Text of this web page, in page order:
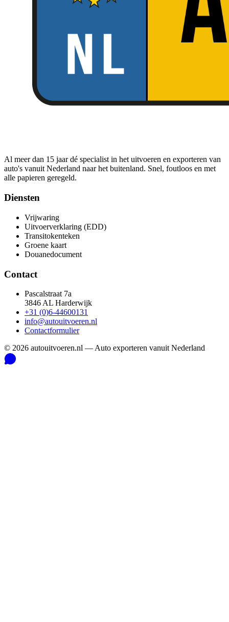
Al meer dan 15 jaar dé specialist in het uitvoeren en exporteren van
auto's vanuit Nederland naar het buitenland. Snel, foutloos en met
alle papieren geregeld.
Diensten
Vrijwaring
Uitvoerverklaring (EDD)
Transitokenteken
Groene kaart
Douanedocument
Contact
Pascalstraat 7a
3846 AL Harderwijk
+31 (0)6-44600131
info@autouitvoeren.nl
Contactformulier
© 2026 autouitvoeren.nl — Auto exporteren vanuit Nederland